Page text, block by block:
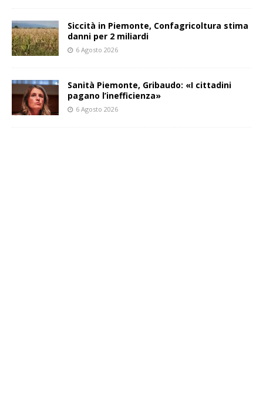
Siccità in Piemonte, Confagricoltura stima
danni per 2 miliardi
6 Agosto 2026
Sanità Piemonte, Gribaudo: «I cittadini
pagano l’inefficienza»
6 Agosto 2026